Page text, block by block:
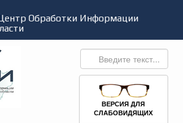
Обработки Информации
ВЕРСИЯ ДЛЯ
СЛАБОВИДЯЩИХ